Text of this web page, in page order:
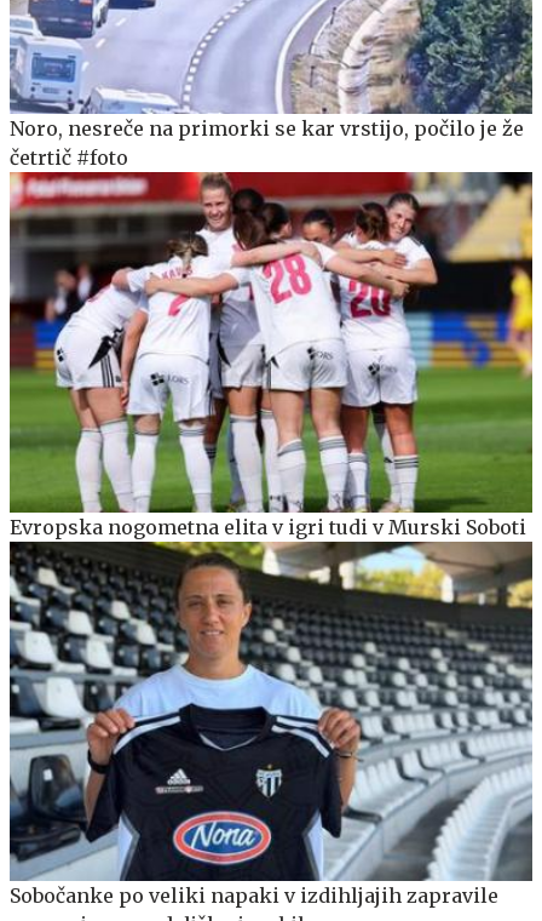
Noro, nesreče na primorki se kar vrstijo, počilo je že
četrtič #foto
Evropska nogometna elita v igri tudi v Murski Soboti
Sobočanke po veliki napaki v izdihljajih zapravile